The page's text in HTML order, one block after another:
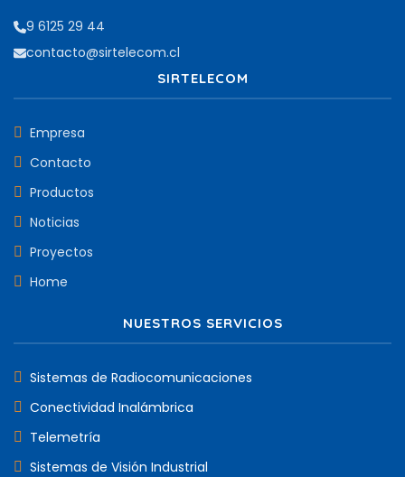
9 6125 29 44
contacto@sirtelecom.cl
SIRTELECOM
Empresa
Contacto
Productos
Noticias
Proyectos
Home
NUESTROS SERVICIOS
Sistemas de Radiocomunicaciones
Conectividad Inalámbrica
Telemetría
Sistemas de Visión Industrial